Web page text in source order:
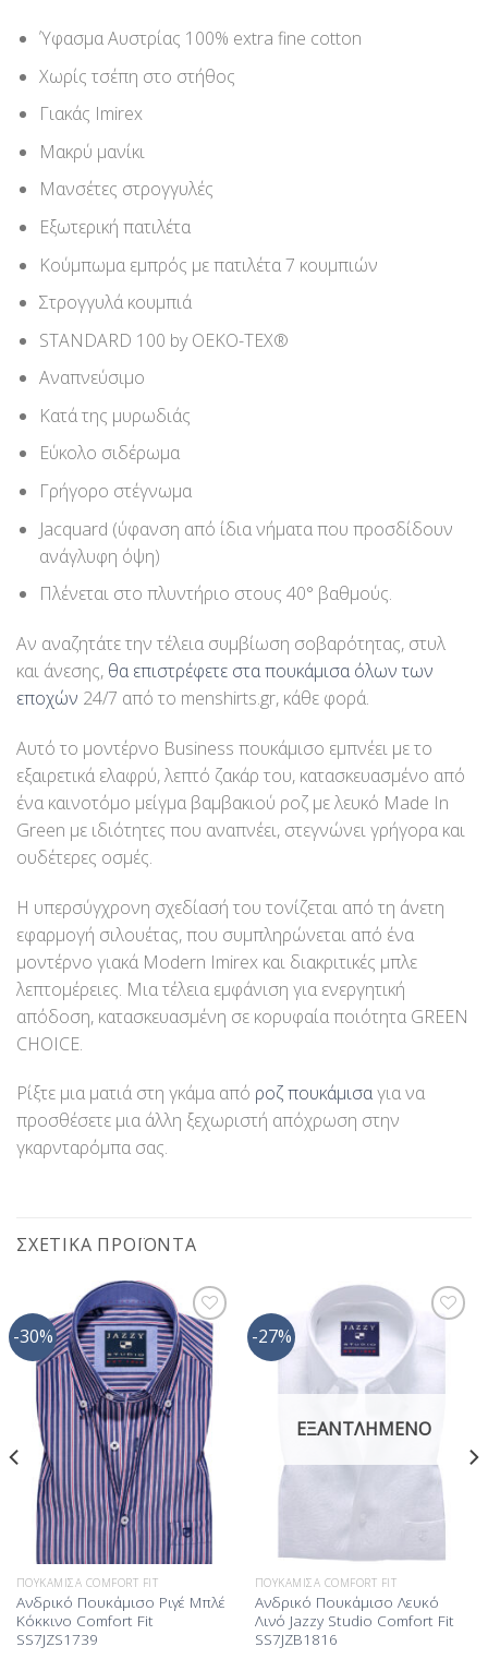
Ύφασμα Αυστρίας 100% extra fine cotton
Χωρίς τσέπη στο στήθος
Γιακάς Imirex
Μακρύ μανίκι
Μανσέτες στρογγυλές
Εξωτερική πατιλέτα
Κούμπωμα εμπρός με πατιλέτα 7 κουμπιών
Στρογγυλά κουμπιά
STANDARD 100 by OEKO-TEX®
Αναπνεύσιμο
Κατά της μυρωδιάς
Εύκολο σιδέρωμα
Γρήγορο στέγνωμα
Jacquard (ύφανση από ίδια νήματα που προσδίδουν
ανάγλυφη όψη)
Πλένεται στο πλυντήριο στους 40° βαθμούς.
Αν αναζητάτε την τέλεια συμβίωση σοβαρότητας, στυλ
και άνεσης, θα επιστρέφετε στα πουκάμισα όλων των
εποχών 24/7 από το menshirts.gr, κάθε φορά.
Αυτό το μοντέρνο Business πουκάμισο εμπνέει με το
εξαιρετικά ελαφρύ, λεπτό ζακάρ του, κατασκευασμένο από
ένα καινοτόμο μείγμα βαμβακιού ροζ με λευκό Made In
Green με ιδιότητες που αναπνέει, στεγνώνει γρήγορα και
ουδέτερες οσμές.
Η υπερσύγχρονη σχεδίασή του τονίζεται από τη άνετη
εφαρμογή σιλουέτας, που συμπληρώνεται από ένα
μοντέρνο γιακά Modern Imirex και διακριτικές μπλε
λεπτομέρειες. Μια τέλεια εμφάνιση για ενεργητική
απόδοση, κατασκευασμένη σε κορυφαία ποιότητα GREEN
CHOICE.
Ρίξτε μια ματιά στη γκάμα από ροζ πουκάμισαγια να
προσθέσετε μια άλλη ξεχωριστή απόχρωση στην
γκαρνταρόμπα σας.
ΣΧΕΤΙΚΆ ΠΡΟΪΌΝΤΑ
-30%
Προσθήκη
στη Λίστα
Επιθυμίας
ΠΟΥΚΆΜΙΣΑ COMFORT FIT
Ανδρικό Πουκάμισο Ριγέ Μπλέ
Κόκκινο Comfort Fit
SS7JZS1739
-27%
Προσθήκη
στη Λίστα
ΕΞΑΝΤΛΗΜΈΝΟ
ΠΟΥΚΆΜΙΣΑ COMFORT FIT
Ανδρικό Πουκάμισο Λευκό
Λινό Jazzy Studio Comfort Fit
SS7JZB1816